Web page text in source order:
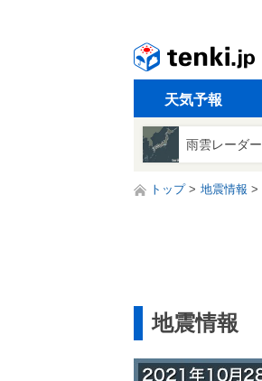
天気予報
雨雲レーダー
トップ 地震情報
地震情報